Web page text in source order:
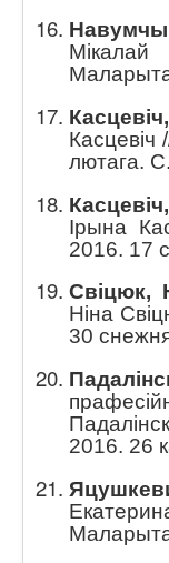
Касцевіч,
лютага.
Ірына
2016. 17
Свіцюк,
Ніна
30
2016. 26